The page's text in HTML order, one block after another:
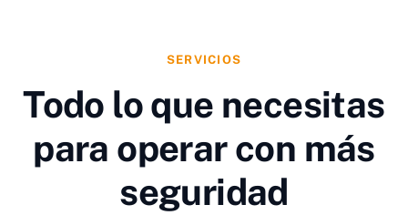
SERVICIOS
Todo lo que necesitas
para operar con más
seguridad